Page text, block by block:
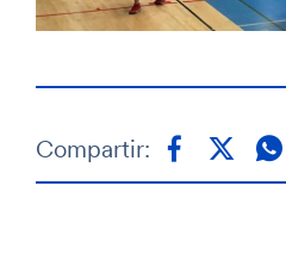
Compartir: